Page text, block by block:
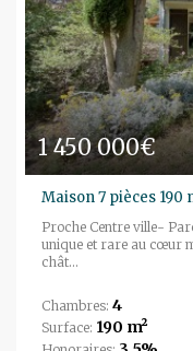
1 450 000€
Maison 7 pièces 190
Proche Centre ville-
unique et rare au cœur
chât...
Chambres: 4
Surface: 190 m²